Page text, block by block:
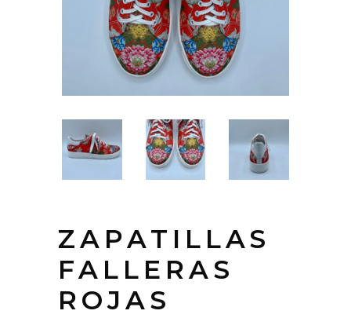
ZAPATILLAS
FALLERAS
ROJAS